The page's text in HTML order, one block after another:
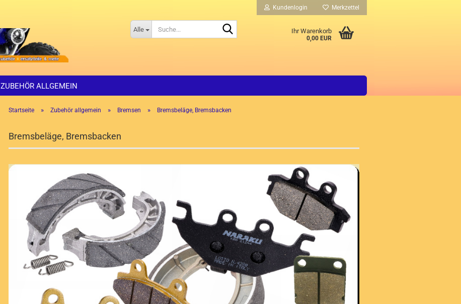
Kundenlogin Merkzettel
Alle
Ihr Warenkorb
0,00 EUR
ZUBEHÖR ALLGEMEIN
Startseite » Zubehör allgemein » Bremsen » Bremsbeläge, Bremsbacken
Bremsbeläge, Bremsbacken